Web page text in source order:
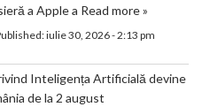
a Apple a Read more »
iulie 30, 2026 - 2:13 pm
Inteligența Artificială devine
de la 2 august